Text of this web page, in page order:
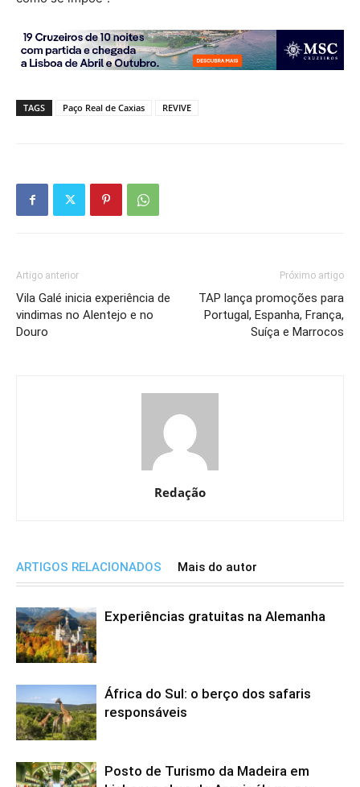
TAGS Paço Real de Caxias REVIVE
Artigo anterior
Vila Galé inicia experiência de
vindimas no Alentejo e no
Douro
Próximo artigo
TAP lança promoções para
Portugal, Espanha, França,
Suíça e Marrocos
Redação
ARTIGOS RELACIONADOS Mais do autor
Experiências gratuitas na Alemanha
África do Sul: o berço dos safaris
responsáveis
Posto de Turismo da Madeira em